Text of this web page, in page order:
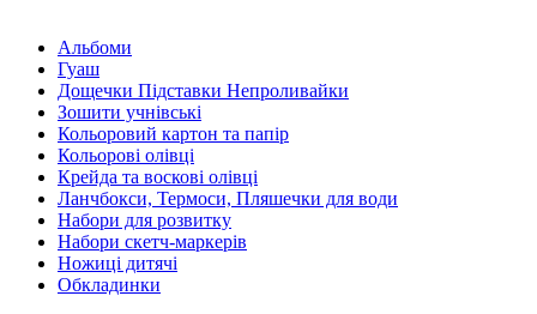
Альбоми
Гуаш
Дощечки Підставки Непроливайки
Зошити учнівські
Кольоровий картон та папір
Кольорові олівці
Крейда та воскові олівці
Ланчбокси, Термоси, Пляшечки для води
Набори для розвитку
Набори скетч-маркерів
Ножиці дитячі
Обкладинки